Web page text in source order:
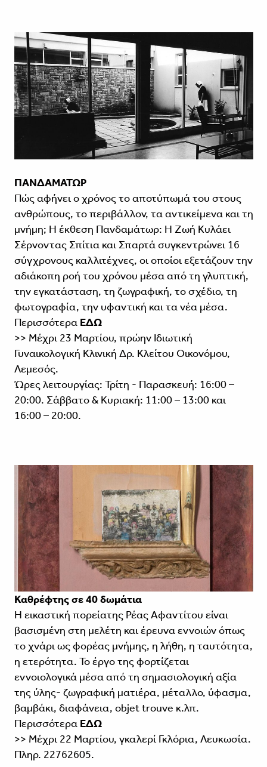
ΠΑΝΔΑΜΑΤΩΡ
Πώς αφήνει ο χρόνος το αποτύπωμά του στους
ανθρώπους, το περιβάλλον, τα αντικείμενα και τη
μνήμη; Η έκθεση Πανδαμάτωρ: Η Ζωή Κυλάει
Σέρνοντας Σπίτια και Σπαρτά συγκεντρώνει 16
σύγχρονους καλλιτέχνες, οι οποίοι εξετάζουν την
αδιάκοπη ροή του χρόνου μέσα από τη γλυπτική,
την εγκατάσταση, τη ζωγραφική, το σχέδιο, τη
φωτογραφία, την υφαντική και τα νέα μέσα.
Περισσότερα ΕΔΩ
>> Μέχρι 23 Μαρτίου, πρώην Ιδιωτική
Γυναικολογική Κλινική Δρ. Κλείτου Οικονόμου,
Λεμεσός.
Ώρες λειτουργίας: Τρίτη - Παρασκευή: 16:00 –
20:00. Σάββατο & Κυριακή: 11:00 – 13:00 και
16:00 – 20:00.
Καθρέφτης σε 40 δωμάτια
Η εικαστική πορείατης Ρέας Αφαντίτου είναι
βασισμένη στη μελέτη και έρευνα εννοιών όπως
το χνάρι ως φορέας μνήμης, η λήθη, η ταυτότητα,
η ετερότητα. Το έργο της φορτίζεται
εννοιολογικά μέσα από τη σημασιολογική αξία
της ύλης- ζωγραφική ματιέρα, μέταλλο, ύφασμα,
βαμβάκι, διαφάνεια, objet trouve κ.λπ.
Περισσότερα ΕΔΩ
>> Μέχρι 22 Μαρτίου, γκαλερί Γκλόρια, Λευκωσία.
Πληρ. 22762605.